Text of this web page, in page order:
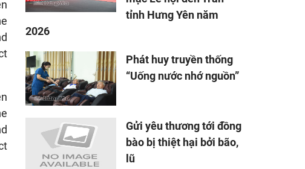
tỉnh Hưng Yên năm
2026
Phát huy truyền thống
“Uống nước nhớ nguồn”
Gửi yêu thương tới đồng
bào bị thiệt hại bởi bão,
lũ